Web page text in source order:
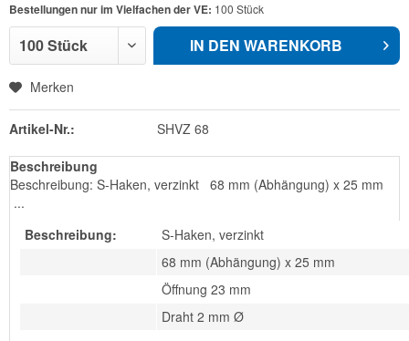
Bestellungen nur im Vielfachen der VE: 100 Stück
IN DEN WARENKORB
Merken
Artikel-Nr.: SHVZ 68
Beschreibung
Beschreibung: S-Haken, verzinkt 68 mm (Abhängung) x 25 mm
...
Beschreibung:
S-Haken, verzinkt
68 mm (Abhängung) x 25 mm
Öffnung 23 mm
Draht 2 mm Ø